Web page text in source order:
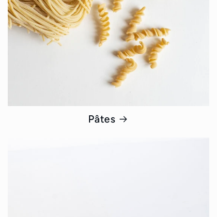
Pâtes